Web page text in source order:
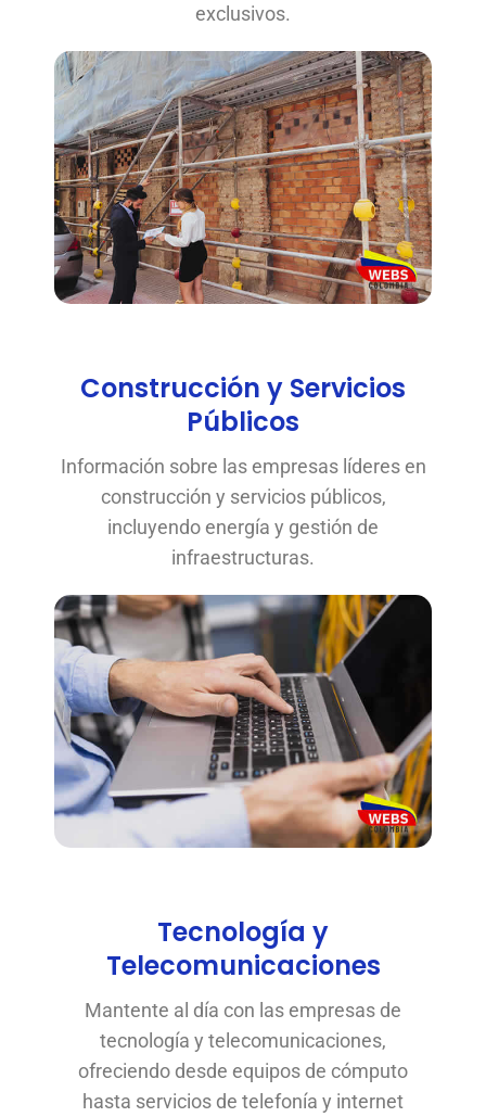
exclusivos.
Construcción y Servicios
Públicos
Información sobre las empresas líderes en
construcción y servicios públicos,
incluyendo energía y gestión de
infraestructuras.
Tecnología y
Telecomunicaciones
Mantente al día con las empresas de
tecnología y telecomunicaciones,
ofreciendo desde equipos de cómputo
hasta servicios de telefonía y internet